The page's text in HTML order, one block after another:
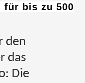
für bis zu 500
den
das
Die